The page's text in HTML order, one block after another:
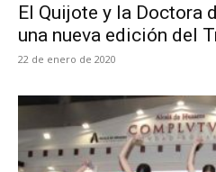
El Quijote y la Doctora
una nueva edición del
22 de enero de 2020